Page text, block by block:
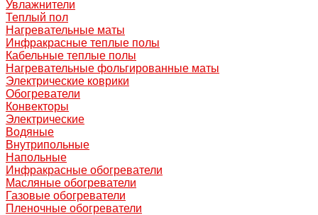
Увлажнители
Теплый пол
Нагревательные маты
Инфракрасные теплые полы
Кабельные теплые полы
Нагревательные фольгированные маты
Электрические коврики
Обогреватели
Конвекторы
Электрические
Водяные
Внутрипольные
Напольные
Инфракрасные обогреватели
Масляные обогреватели
Газовые обогреватели
Пленочные обогреватели